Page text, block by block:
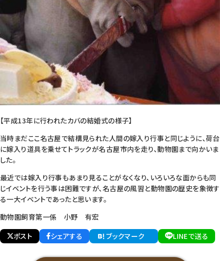
【平成13年に行われたカバの結婚式の様子】
当時まだここ名古屋で結構見られた人間の嫁入り行事と同じように、荷台
に嫁入り道具を乗せてトラックが名古屋市内を走り、動物園まで向かいま
した。
最近では嫁入り行事もあまり見ることがなくなり、いろいろな面からも同
じイベントを行う事は困難ですが、名古屋の風習と動物園の歴史を象徴す
る一大イベントであったと思います。
動物園飼育第一係 小野 有宏
ポスト
シェアする ブックマーク LINEで送る